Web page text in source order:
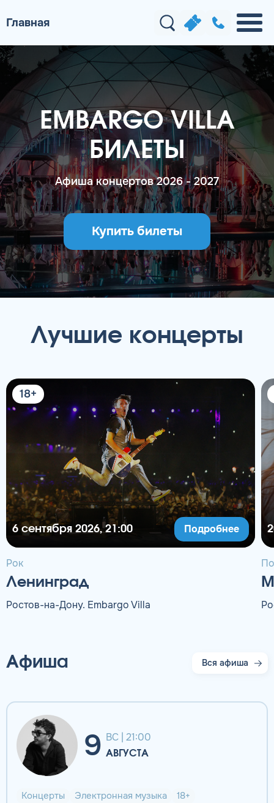
Главная
EMBARGO VILLA
БИЛЕТЫ
Афиша концертов 2026 - 2027
Купить билеты
Лучшие концерты
18+
6 сентября 2026, 21:00 Подробнее
Рок
Ленинград
Ростов-на-Дону. Embargo Villa
Афиша Вся афиша
9 ВС | 21:00
АВГУСТА
Концерты Электронная музыка 18+